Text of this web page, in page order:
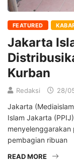
FEATURED
Jakarta
Kurban
Redaksi 28/
Jakarta
Islam Jakarta
menyelenggarakan
pembagian ribuan
READ MORE